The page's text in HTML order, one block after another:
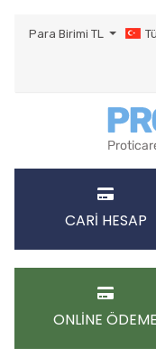
Para Birimi TL
CARİ HESAP
ONLİNE ÖDEME